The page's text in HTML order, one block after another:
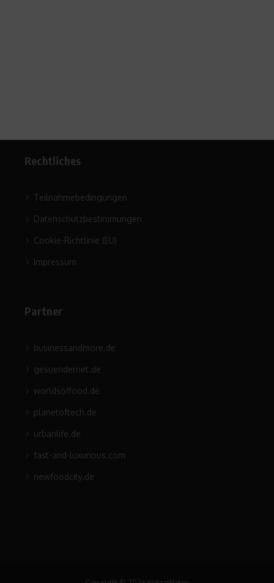
Rechtliches
Teilnahmebedingungen
Datenschutzbestimmungen
Cookie-Richtlinie (EU)
Impressum
Partner
businessandmore.de
gesuendernet.de
worldsoffood.de
planetoftech.de
urbanlife.de
fast-and-luxurious.com
newfoodcity.de